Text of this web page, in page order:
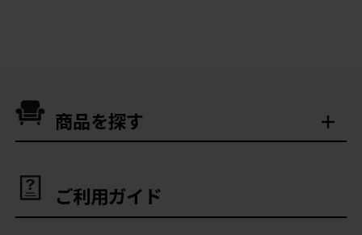
商品を探す
ご利用ガイド